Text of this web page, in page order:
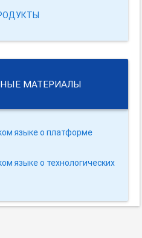
МАТЕРИАЛЫ
языке о платформе
языке о технологических